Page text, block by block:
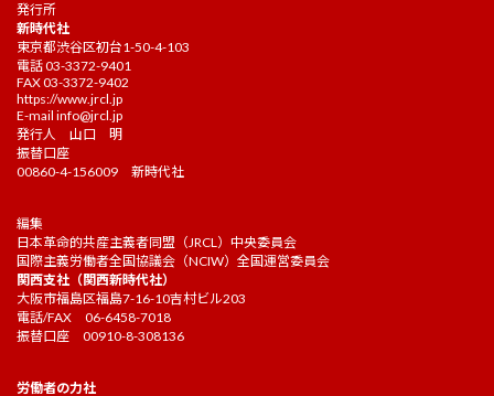
発行所
新時代社
東京都渋谷区初台1-50-4-103
電話 03-3372-9401
FAX 03-3372-9402
https://www.jrcl.jp
E-mail info@jrcl.jp
発行人 山口 明
振替口座
00860-4-156009 新時代社
編集
日本革命的共産主義者同盟（JRCL）中央委員会
国際主義労働者全国協議会（NCIW）全国運営委員会
関西支社（関西新時代社）
大阪市福島区福島7-16-10吉村ビル203
電話/FAX 06-6458-7018
振替口座 00910-8-308136
労働者の力社